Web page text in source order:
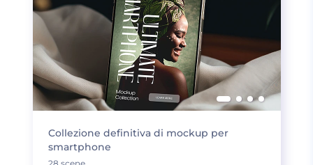
Collezione definitiva di mockup per
smartphone